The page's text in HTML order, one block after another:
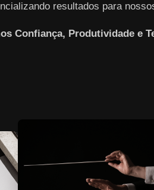
resultados para
Confiança, Produtividade e